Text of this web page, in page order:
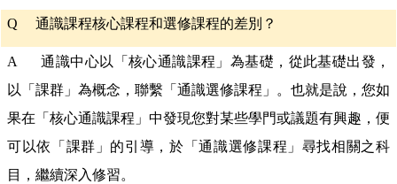
Q 通識課程核心課程和選修課程的差別？
A 通識中心以「核心通識課程」為基礎，從此基礎出發，
以「課群」為概念，聯繫「通識選修課程」。也就是說，您如
果在「核心通識課程」中發現您對某些學門或議題有興趣，便
可以依「課群」的引導，於「通識選修課程」尋找相關之科
目，繼續深入修習。